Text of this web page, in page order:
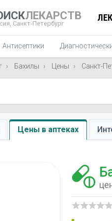
ЛЕКАРСТВ
Санкт-Петербург
Антисептики
Бахилы Цены Санкт-
Цены в аптеках